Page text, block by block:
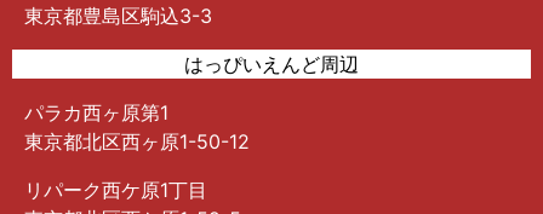
東京都豊島区駒込3-3
はっぴいえんど周辺
パラカ西ヶ原第1
東京都北区西ヶ原1-50-12
リパーク西ケ原1丁目